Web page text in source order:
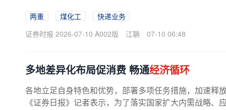
两重 煤化工
快递业务
证券时报 2026-07-10 A002版
江聃 07-10 06:48
多地差异化布局促消费 畅通经济循环
各地立足自身特色和优势，部署多项任务措施，加速释
《证券日报》记者表示，为了落实国家扩大内需战略